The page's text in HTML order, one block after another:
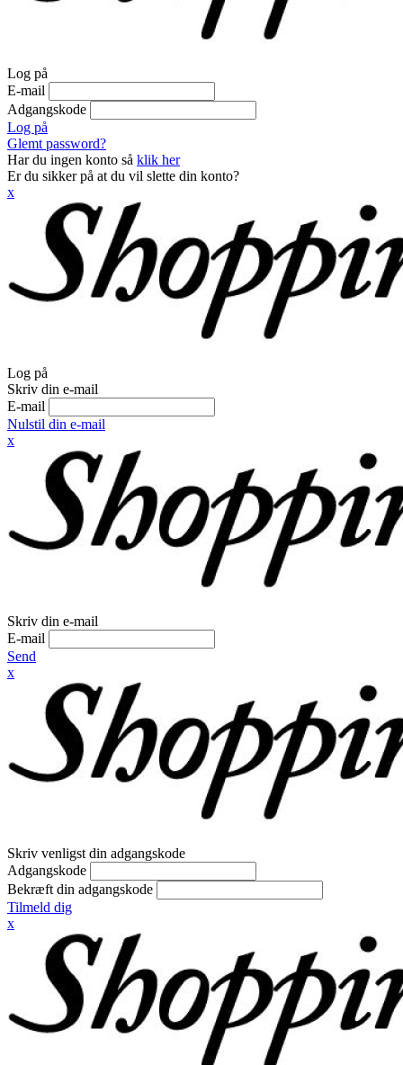
Log på
E-mail
Adgangskode
Log på
Glemt password?
Har du ingen konto så klik her
Er du sikker på at du vil slette din konto?
x
Log på
Skriv din e-mail
E-mail
Nulstil din e-mail
x
Skriv din e-mail
E-mail
Send
x
Skriv venligst din adgangskode
Adgangskode
Bekræft din adgangskode
Tilmeld dig
x